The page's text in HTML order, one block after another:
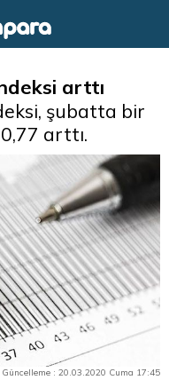
arttı
şubatta bir
arttı.
Güncelleme : 20.03.2020 Cuma 17:45